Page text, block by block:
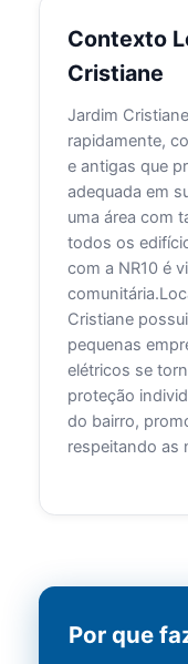
Contexto
Cristiane
Jardim
rapidamente,
e antigas que
adequada em
uma área com
todos os
com a NR10 é
Cristiane
pequenas
elétricos se
proteção
do bairro,
respeitando as
Por que